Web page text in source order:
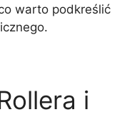
warto podkreślić
i